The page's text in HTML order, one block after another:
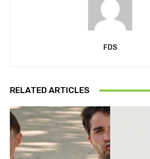
FDS
RELATED ARTICLES